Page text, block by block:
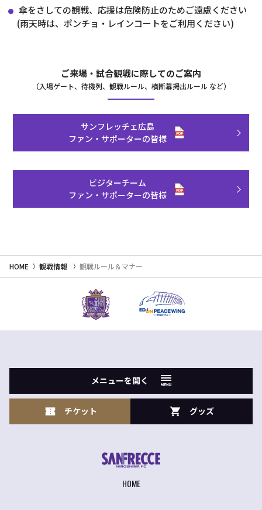
傘をさしての観戦、応援は危険防止のためご遠慮ください
(雨天時は、ポンチョ・レインコートをご利用ください)
ご来場・試合観戦に際してのご案内
（入場ゲート、待機列、観戦ルール、横断幕掲出ルール など）
サンフレッチェ広島
ファン・サポーターの皆様
ビジターチーム
ファン・サポーターの皆様
HOME 観戦情報 観戦ルール＆マナー
メニューを開く
チケット グッズ
HOME